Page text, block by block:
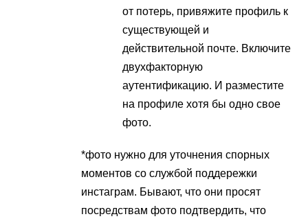
от потерь, привяжите профиль к
существующей и
действительной почте. Включите
двухфакторную
аутентификацию. И разместите
на профиле хотя бы одно свое
фото.
*фото нужно для уточнения спорных
моментов со службой поддережки
инстаграм. Бывают, что они просят
посредствам фото подтвердить, что